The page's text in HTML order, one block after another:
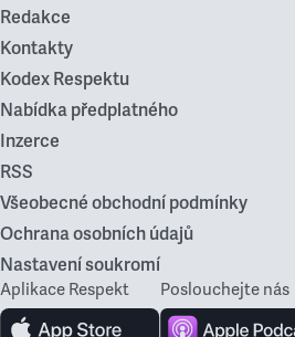
Redakce
Kontakty
Kodex Respektu
Nabídka předplatného
Inzerce
RSS
Všeobecné obchodní podmínky
Ochrana osobních údajů
Nastavení soukromí
Aplikace Respekt Poslouchejte nás